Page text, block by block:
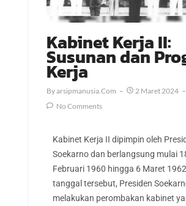
Kabinet Kerja II:
Susunan dan
Kerja
ByArsipmanusia.com
2 Maret 2024
No Comments
Kabinet Kerja II dipimpin oleh
Soekarno dan berlangsung mulai
Februari 1960 hingga 6 Maret
tanggal tersebut, Presiden
melakukan perombakan kabinet